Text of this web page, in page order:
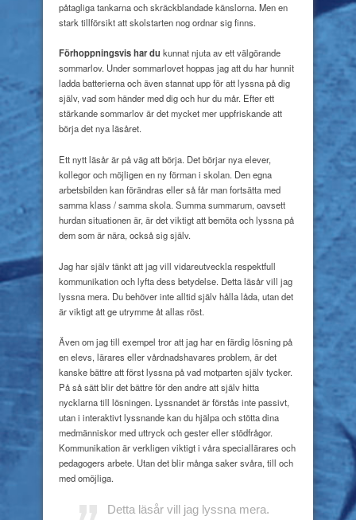
påtagliga tankarna och skräckblandade känslorna. Men en
stark tillförsikt att skolstarten nog ordnar sig finns.
Förhoppningsvis har du kunnat njuta av ett välgörande
sommarlov. Under sommarlovet hoppas jag att du har hunnit
ladda batterierna och även stannat upp för att lyssna på dig
själv, vad som händer med dig och hur du mår. Efter ett
stärkande sommarlov är det mycket mer uppfriskande att
börja det nya läsåret.
Ett nytt läsår är på väg att börja. Det börjar nya elever,
kollegor och möjligen en ny förman i skolan. Den egna
arbetsbilden kan förändras eller så får man fortsätta med
samma klass / samma skola. Summa summarum, oavsett
hurdan situationen är, är det viktigt att bemöta och lyssna på
dem som är nära, också sig själv.
Jag har själv tänkt att jag vill vidareutveckla respektfull
kommunikation och lyfta dess betydelse. Detta läsår vill jag
lyssna mera. Du behöver inte alltid själv hålla låda, utan det
är viktigt att ge utrymme åt allas röst.
Även om jag till exempel tror att jag har en färdig lösning på
en elevs, lärares eller vårdnadshavares problem, är det
kanske bättre att först lyssna på vad motparten själv tycker.
På så sätt blir det bättre för den andre att själv hitta
nycklarna till lösningen. Lyssnandet är förstås inte passivt,
utan i interaktivt lyssnande kan du hjälpa och stötta dina
medmänniskor med uttryck och gester eller stödfrågor.
Kommunikation är verkligen viktigt i våra speciallärares och
pedagogers arbete. Utan det blir många saker svåra, till och
med omöjliga.
Detta läsår vill jag lyssna mera.